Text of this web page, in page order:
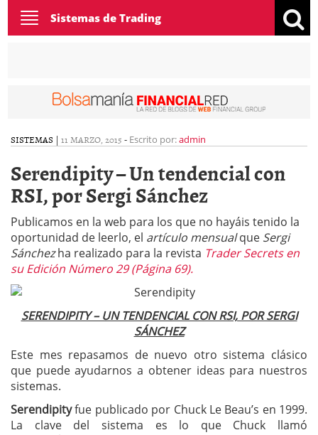
Toggle
navigation
Sistemas de Trading
SISTEMAS | 11 MARZO, 2015 - Escrito por:admin
Serendipity – Un tendencial con
RSI, por Sergi Sánchez
Publicamos en la web para los que no hayáis tenido la
oportunidad de leerlo, el artículo mensualque Sergi
Sánchezha realizado para la revista Trader Secrets en
su Edición Número 29 (Página 69).
SERENDIPITY – UN TENDENCIAL CON RSI, POR SERGI
SÁNCHEZ
Este mes repasamos de nuevo otro sistema clásico
que puede ayudarnos a obtener ideas para nuestros
sistemas.
Serendipityfue publicado por Chuck Le Beau’s en 1999.
La clave del sistema es lo que Chuck llamó